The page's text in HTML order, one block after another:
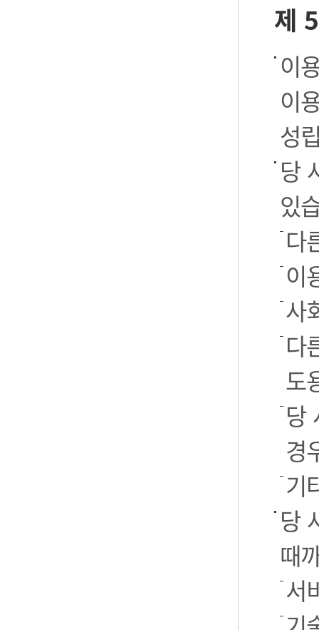
제
이
이
성
당
있
다
이
사
다
도
당
경
기
당
때
서